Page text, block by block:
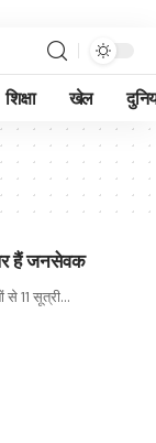
शिक्षा खेल
हैं जनसेवक
11 सूत्री…